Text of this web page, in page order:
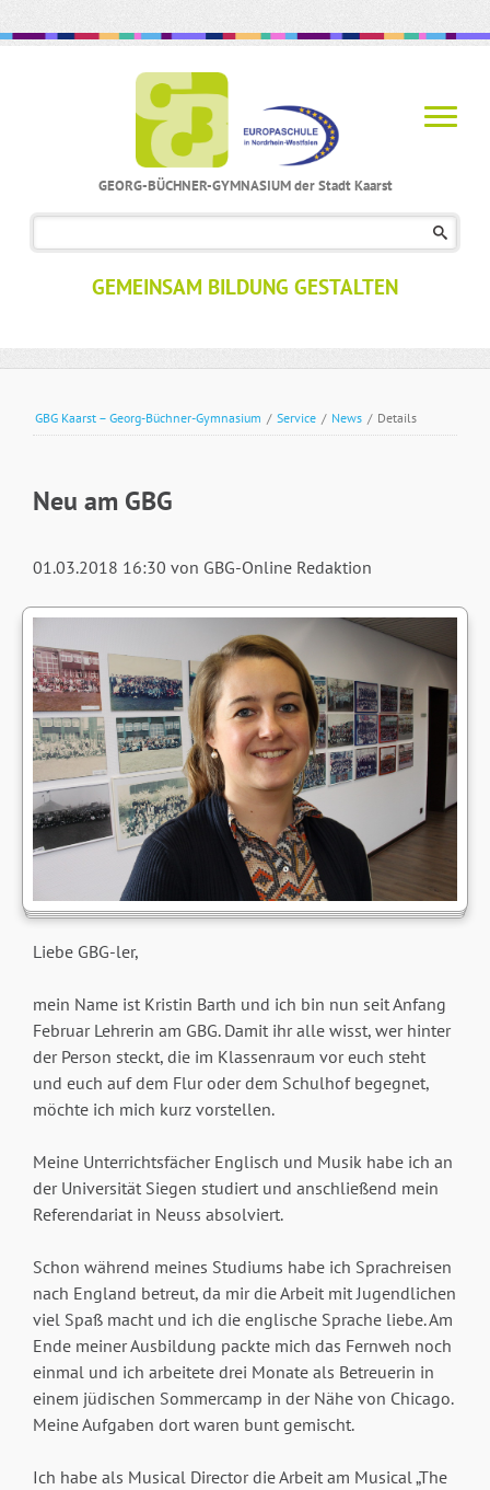
GEORG-BÜCHNER-GYMNASIUM der Stadt Kaarst
GEMEINSAM BILDUNG GESTALTEN
GBG Kaarst – Georg-Büchner-Gymnasium / Service / News / Details
Neu am GBG
01.03.2018 16:30 von GBG-Online Redaktion
Liebe GBG-ler,
mein Name ist Kristin Barth und ich bin nun seit Anfang
Februar Lehrerin am GBG. Damit ihr alle wisst, wer hinter
der Person steckt, die im Klassenraum vor euch steht
und euch auf dem Flur oder dem Schulhof begegnet,
möchte ich mich kurz vorstellen.
Meine Unterrichtsfächer Englisch und Musik habe ich an
der Universität Siegen studiert und anschließend mein
Referendariat in Neuss absolviert.
Schon während meines Studiums habe ich Sprachreisen
nach England betreut, da mir die Arbeit mit Jugendlichen
viel Spaß macht und ich die englische Sprache liebe. Am
Ende meiner Ausbildung packte mich das Fernweh noch
einmal und ich arbeitete drei Monate als Betreuerin in
einem jüdischen Sommercamp in der Nähe von Chicago.
Meine Aufgaben dort waren bunt gemischt.
Ich habe als Musical Director die Arbeit am Musical „The